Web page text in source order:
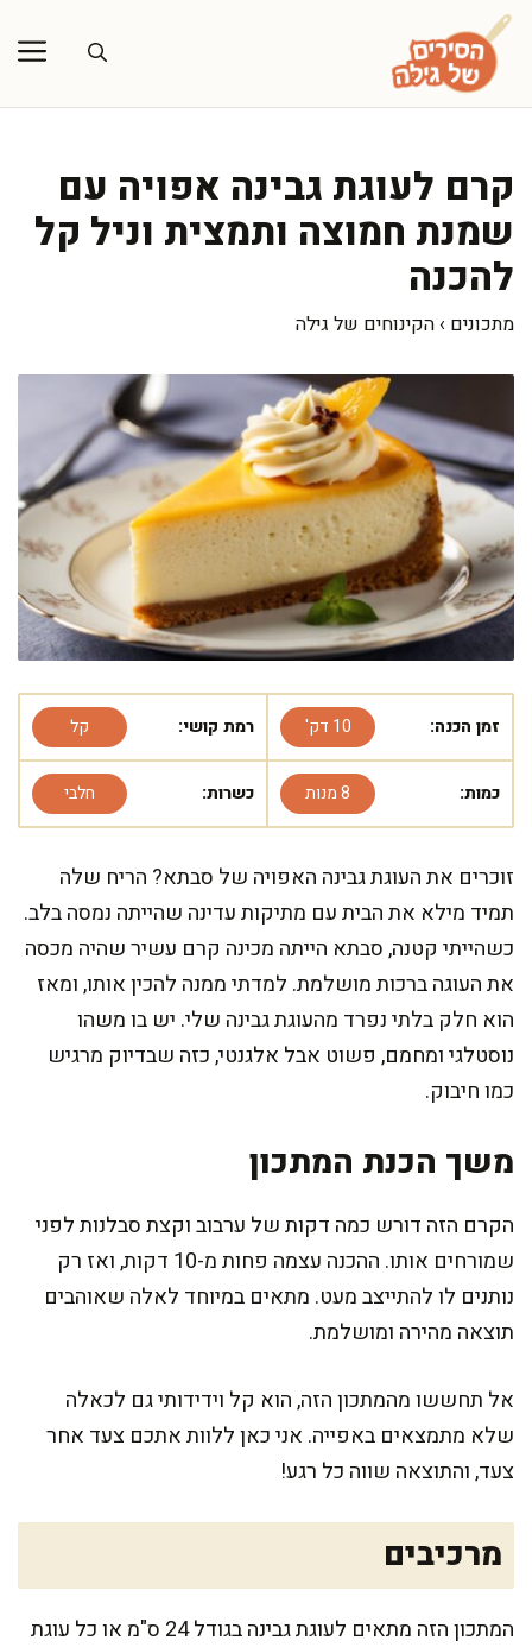
לדלג
לתוכן
קרם לעוגת גבינה אפויה עם
שמנת חמוצה ותמצית וניל קל
להכנה
מתכונים › הקינוחים של גילה
זמן הכנה: 10 דק' רמת קושי: קל
כמות: 8 מנות כשרות: חלבי
זוכרים את העוגת גבינה האפויה של סבתא? הריח שלה
תמיד מילא את הבית עם מתיקות עדינה שהייתה נמסה בלב.
כשהייתי קטנה, סבתא הייתה מכינה קרם עשיר שהיה מכסה
את העוגה ברכות מושלמת. למדתי ממנה להכין אותו, ומאז
הוא חלק בלתי נפרד מהעוגת גבינה שלי. יש בו משהו
נוסטלגי ומחמם, פשוט אבל אלגנטי, כזה שבדיוק מרגיש
כמו חיבוק.
משך הכנת המתכון
הקרם הזה דורש כמה דקות של ערבוב וקצת סבלנות לפני
שמורחים אותו. ההכנה עצמה פחות מ-10 דקות, ואז רק
נותנים לו להתייצב מעט. מתאים במיוחד לאלה שאוהבים
תוצאה מהירה ומושלמת.
אל תחששו מהמתכון הזה, הוא קל וידידותי גם לכאלה
שלא מתמצאים באפייה. אני כאן ללוות אתכם צעד אחר
צעד, והתוצאה שווה כל רגע!
מרכיבים
המתכון הזה מתאים לעוגת גבינה בגודל 24 ס"מ או כל עוגת